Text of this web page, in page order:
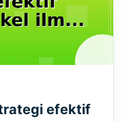
efektif